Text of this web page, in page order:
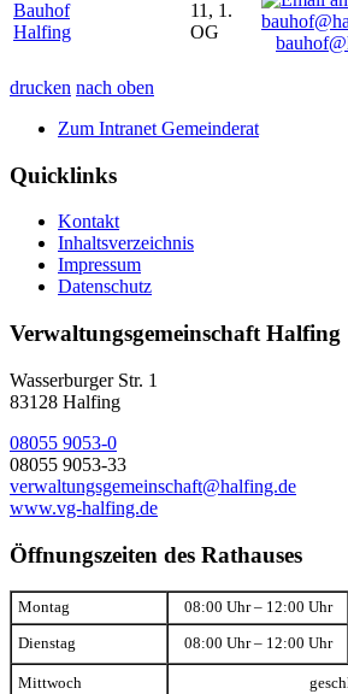
Bauhof
Halfing
11, 1.
OG
drucken nach oben
Zum Intranet Gemeinderat
Quicklinks
Kontakt
Inhaltsverzeichnis
Impressum
Datenschutz
Verwaltungsgemeinschaft Halfing
Wasserburger Str. 1
83128 Halfing
08055 9053-0
08055 9053-33
verwaltungsgemeinschaft@halfing.de
www.vg-halfing.de
Öffnungszeiten des Rathauses
Montag 08:00 Uhr – 12:00 Uhr
Dienstag 08:00 Uhr – 12:00 Uhr
Mittwoch